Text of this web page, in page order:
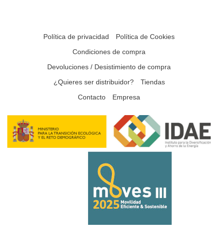
Política de privacidad
Política de Cookies
Condiciones de compra
Devoluciones / Desistimiento de compra
¿Quieres ser distribuidor?
Tiendas
Contacto
Empresa